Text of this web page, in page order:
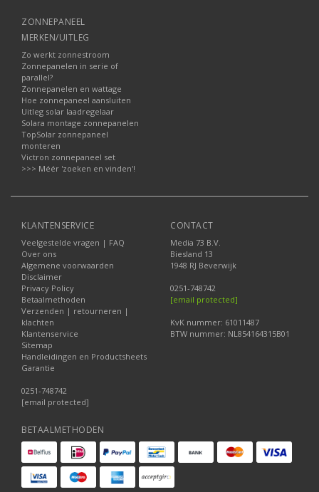
ZONNEPANEEL
MERKEN/UITLEG
Zo werkt zonnestroom
Zonnepanelen in serie of
parallel?
Zonnepanelen en wattage
Hoe zonnepaneel aansluiten
Uitleg solar laadregelaar
Solara montage zonnepanelen
TopSolar zonnepaneel
monteren
Victron zonnepaneel set
>>> Méér 'zoeken en vinden'!
KLANTENSERVICE
Veelgestelde vragen | FAQ
Over ons
Algemene voorwaarden
Disclaimer
Privacy Policy
Betaalmethoden
Verzenden | retourneren |
klachten
Klantenservice
Sitemap
Handleidingen en Productsheets
Garantie
0251-748742
[email protected]
CONTACT
Media 73 B.V.
Biesland 13
1948 RJ Beverwijk
0251-748742
[email protected]
KvK nummer: 61011487
BTW nummer: NL854164315B01
BETAALMETHODEN